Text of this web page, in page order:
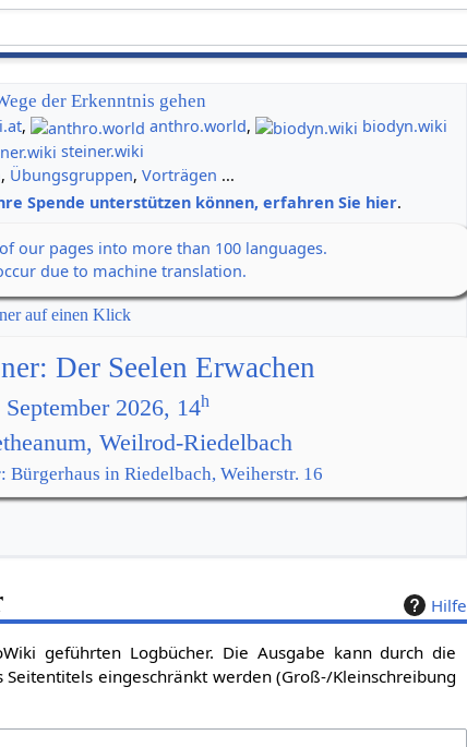
der Erkenntnis gehen
, anthro.world,
biodyn.wiki
steiner.wiki
, Übungsgruppen,Vorträgen ...
Spende unterstützen können, erfahren Sie hier.
our pages into more than 100 languages.
due to machine translation.
auf einen Klick
Der Seelen Erwachen
September 2026, 14h
Weilrod-Riedelbach
Bürgerhaus in Riedelbach, Weiherstr. 16
Hilfe
geführten Logbücher. Die Ausgabe kann durch die
eingeschränkt werden (Groß-/Kleinschreibung